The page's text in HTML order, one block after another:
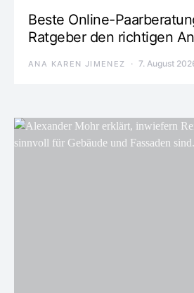
Beste Online-
Ratgeber den richtigen
ANA KAREN JIMENEZ 7. August